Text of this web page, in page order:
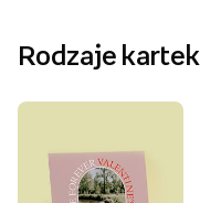
Rodzaje kartek